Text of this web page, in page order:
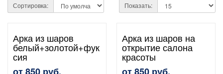
Сортировка: Показать:
Арка из шаров
белый+золотой+фук
сия
от 850 руб.
Арка из шаров на
открытие салона
красоты
от 850 руб.